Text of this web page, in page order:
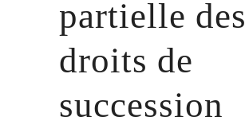
partielle des
droits de
succession